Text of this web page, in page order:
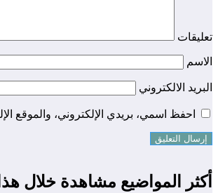
تعليقات
الاسم
البريد الالكتروني
احفظ اسمي، بريدي الإلكتروني، والموقع
أكثر المواضيع مشاهدة خلال